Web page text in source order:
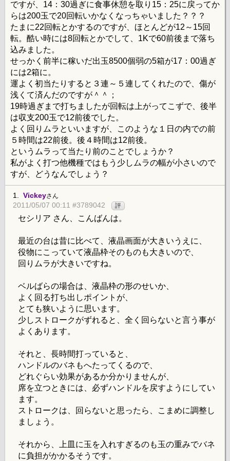
ですが、14：30過ぎに食事休憩を取り15：25に戻ってか
らは200玉で20回転いかなくなっちゃいました？？？
たまに22回転とかするのですが、ほとんどが12～15回
転。酷い時には8回転とかでして、1Kで60前後まで落ち
込みました。
せっかく前半に稼いだ出玉8500個弱の5箱が17：00過ぎ
には2箱に。
運よく初当たりすると３連～５連してくれたので、傷が
浅くて済んだのですが＾＾；
19時過ぎまで打ちましたが回転は上がってこずで、後半
は収支200玉で12前後でした。
よく回りムラといいますが、このような１日の内での前
５時間は22前後。後４時間は12前後。
というムラって当たり前のことでしょうか？
私がよく打つ他機種ではもう少しムラの幅が小さいので
すが、どうなんでしょう？
1. Vickeyさん
2011/05/07 00:11 #3789042 評
セシリア さん、こんばんは。
最近の台は昔に比べて、液晶画面が大きいうえに、
役物にこっていて液晶枠そのものも大きいので、
回りムラが大きいですね。
ベルばらの場合は、液晶枠の形のせいか、
よく回る打ち出しポイントが、
とても狭いように思います。
少しストロークがずれると、全く回らないと言う事が
よくあります。
それと、長時間打っていると、
ハンドルのバネもへたってくるので、
どれぐらい効果があるか分かりませんが、
席を立つときには、必ずハンドルを戻すようにしてい
ます。
ストロークは、回らないと思ったら、こまめに調整し
ましょう。
それから、上皿に玉を入れすぎるのも玉の重みでバネ
に負担がかかるそうです。